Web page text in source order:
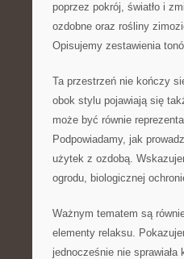
poprzez pokrój, światło i
ozdobne oraz rośliny
Opisujemy zestawienia
Ta przestrzeń nie kończy
obok stylu pojawiają się
może być równie
Podpowiadamy, jak
użytek z ozdobą.
ogrodu, biologicznej
Ważnym tematem są
elementy relaksu.
jednocześnie nie